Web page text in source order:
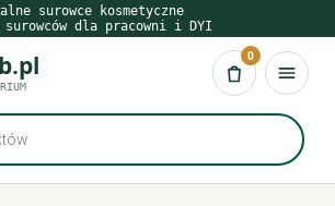
surowce kosmetyczne
surowców dla pracowni i DYI
Koszyk
0